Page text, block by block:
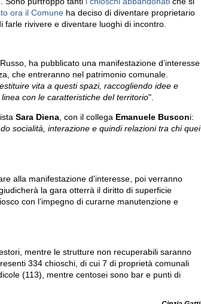
ora il Comune ha deciso di diventare proprietario
farle rivivere e diventare luoghi di incontro.
ha pubblicato una manifestazione d’interesse
che entreranno nel patrimonio comunale.
vita a questi spazi, raccogliendo idee e
con le caratteristiche del territorio".
Sara Diena , con il collega Emanuele Busconi:
socialità, interazione e quindi relazioni tra chi quei
alla manifestazione d'interesse, poi verranno
la gara otterrà il diritto di superficie
con l’impegno di curarne manutenzione e
mentre le strutture non recuperabili saranno
334 chioschi, di cui 7 di proprietà comunali
(113), mentre centosei sono bar e punti di